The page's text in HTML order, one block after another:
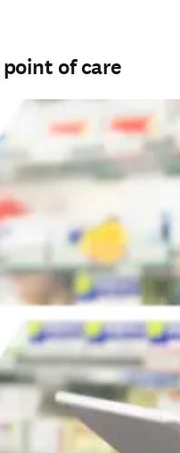
of care